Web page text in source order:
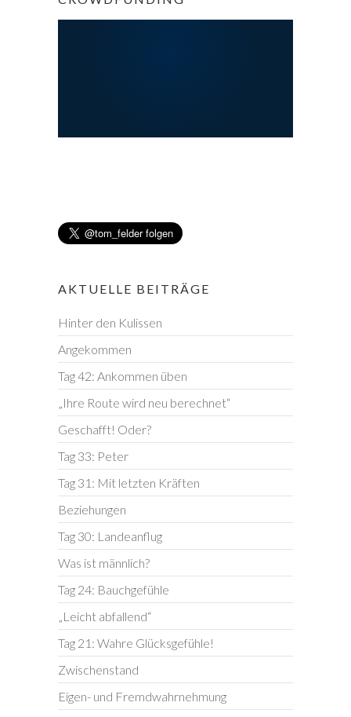
AKTUELLE BEITRÄGE
Hinter den Kulissen
Angekommen
Tag 42: Ankommen üben
„Ihre Route wird neu berechnet“
Geschafft! Oder?
Tag 33: Peter
Tag 31: Mit letzten Kräften
Beziehungen
Tag 30: Landeanflug
Was ist männlich?
Tag 24: Bauchgefühle
„Leicht abfallend“
Tag 21: Wahre Glücksgefühle!
Zwischenstand
Eigen- und Fremdwahrnehmung